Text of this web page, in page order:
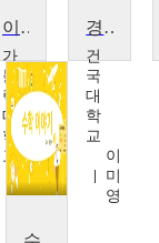
이산수학
가
톨
릭
대
학
교
황
병
경영수학 및 활용
건
국
대
학
교
이
미
영